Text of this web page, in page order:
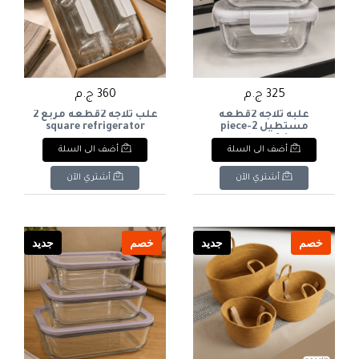
325 ج.م
علبه ثلاجه 2قطعه
مستطيل 2-piece
rectangular refrigerator
box
أضف الى السلة
أشتري الآن
360 ج.م
علب ثلاجه 2قطعه مربع 2
square refrigerator
boxes
أضف الى السلة
أشتري الآن
خصم جديد خصم جديد